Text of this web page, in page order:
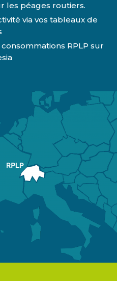
les péages routiers.
via vos tableaux de
RPLP sur